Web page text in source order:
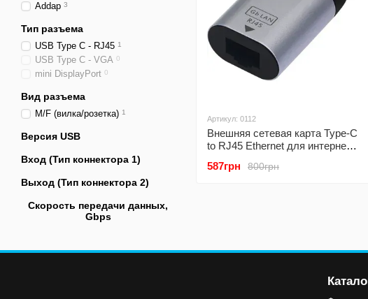
Артикул: 0112
Внешняя сетевая карта Type-C
to RJ45 Ethernet для интернет
01, сетевой адаптер до 1 Гбит/
800грн
587грн
Addap 3
Тип разъема
USB Type C - RJ45 1
USB Type C - VGA 0
mini DisplayPort 0
Вид разъема
M/F (вилка/розетка) 1
Версия USB
Вход (Тип коннектора 1)
Выход (Тип коннектора 2)
Скорость передачи данных,
Gbps